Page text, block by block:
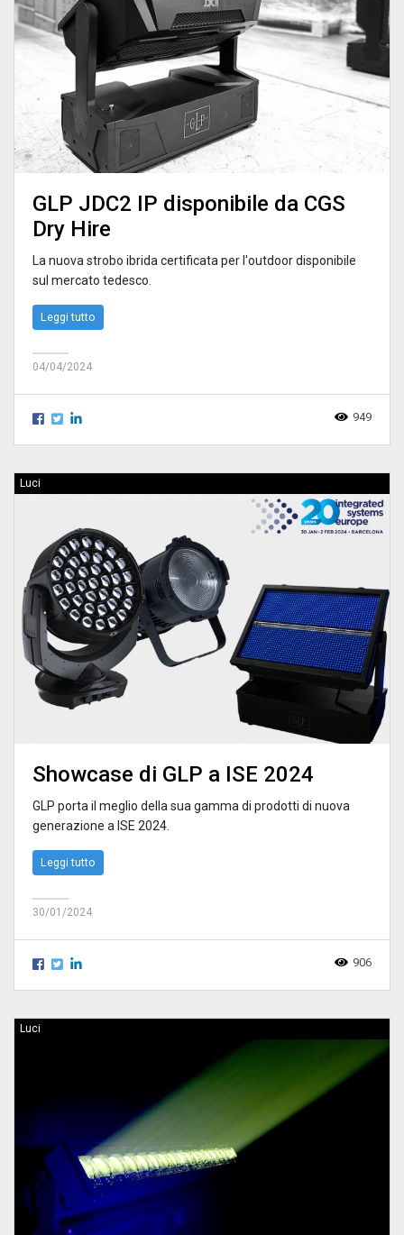
GLP JDC2 IP disponibile da CGS
Dry Hire
La nuova strobo ibrida certificata per l'outdoor disponibile
sul mercato tedesco.
Leggi tutto
04/04/2024
949
Luci
Showcase di GLP a ISE 2024
GLP porta il meglio della sua gamma di prodotti di nuova
generazione a ISE 2024.
Leggi tutto
30/01/2024
906
Luci